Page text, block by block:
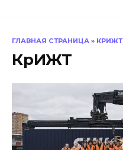
ГЛАВНАЯ СТРАНИЦА » КРИЖТ
КрИЖТ